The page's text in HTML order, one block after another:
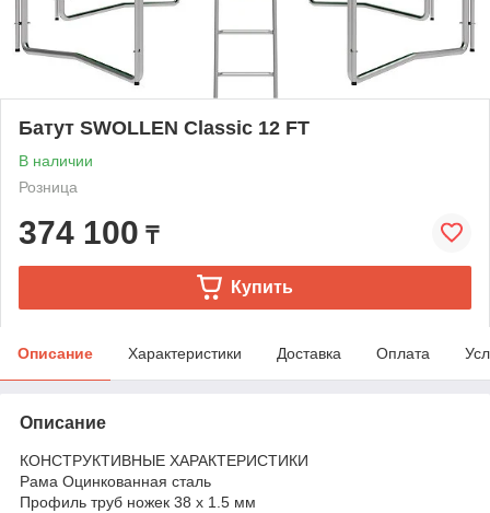
Батут SWOLLEN Classic 12 FT
В наличии
Розница
374 100 ₸
Купить
Описание Характеристики Доставка Оплата
Описание
КОНСТРУКТИВНЫЕ ХАРАКТЕРИСТИКИ
Рама Оцинкованная сталь
Профиль труб ножек 38 х 1.5 мм